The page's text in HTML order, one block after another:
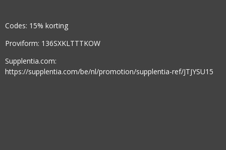
Codes: 15% korting
Proviform: 136SXKLTTTKOW
Supplentia.com:
https://supplentia.com/be/nl/promotion/supplentia-ref/JTJYSU15